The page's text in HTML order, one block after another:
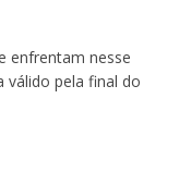
enfrentam nesse
válido pela final do